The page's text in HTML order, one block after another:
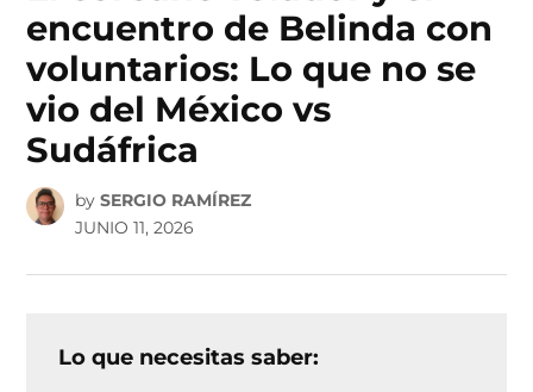
encuentro de Belinda con
voluntarios: Lo que no se
vio del México vs
Sudáfrica
by SERGIO RAMÍREZ
JUNIO 11, 2026
Lo que necesitas saber: